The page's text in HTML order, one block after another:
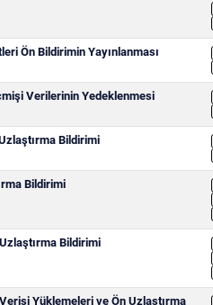
Ön Bildirimin Yayınlanması
Verilerinin Yedeklenmesi
Bildirimi
Bildirimi
Bildirimi
Yüklemeleri ve Ön Uzlaştırma